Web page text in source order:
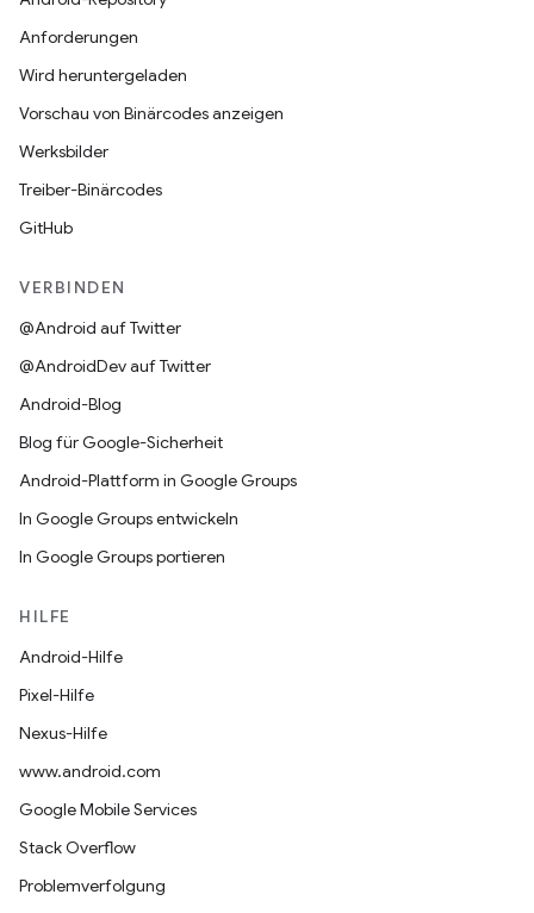
Anforderungen
Wird heruntergeladen
Vorschau von Binärcodes anzeigen
Werksbilder
Treiber-Binärcodes
GitHub
VERBINDEN
@Android auf Twitter
@AndroidDev auf Twitter
Android-Blog
Blog für Google-Sicherheit
Android-Plattform in Google Groups
In Google Groups entwickeln
In Google Groups portieren
HILFE
Android-Hilfe
Pixel-Hilfe
Nexus-Hilfe
www.android.com
Google Mobile Services
Stack Overflow
Problemverfolgung